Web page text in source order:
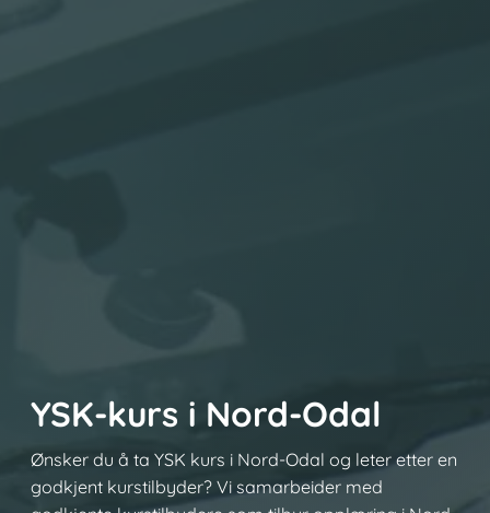
YSK-kurs i Nord-Odal
Ønsker du å ta YSK kurs i Nord-Odal og leter etter en
godkjent kurstilbyder? Vi samarbeider med